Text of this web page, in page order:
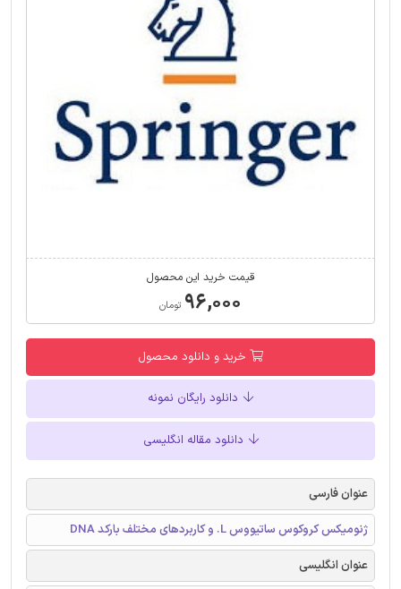
قیمت خرید این محصول
۹۶,۰۰۰ تومان
خرید و دانلود محصول
دانلود رایگان نمونه
دانلود مقاله انگلیسی
عنوان فارسی
ژنومیکس کروکوس ساتیووس L. و کاربردهای مختلف بارکد DNA
عنوان انگلیسی